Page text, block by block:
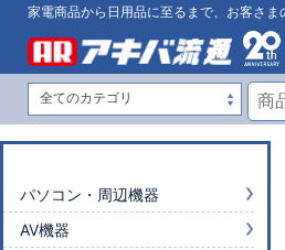
家電商品から日用品に至るまで、お客さ
パソコン・周辺機器
AV機器